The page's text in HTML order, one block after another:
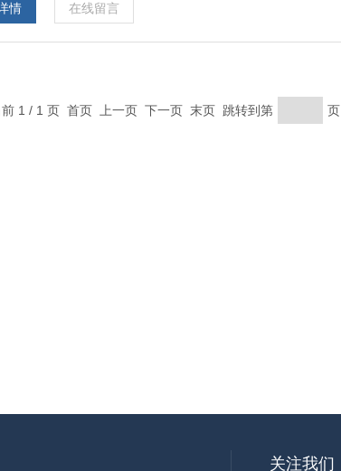
情 在线留言
前 1 / 1 页 首页 上一页 下一页 末页 跳转到第 页
关注我们